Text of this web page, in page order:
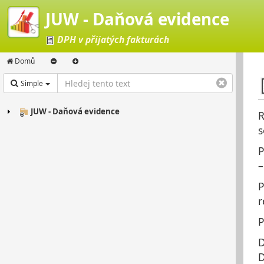
JUW - Daňová evidence
DPH v přijatých fakturách
Domů
Simple
JUW - Daňová evidence